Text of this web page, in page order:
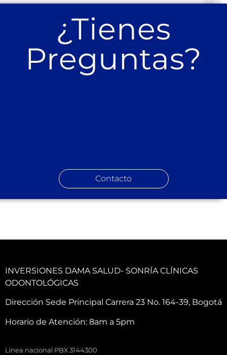
¿Tienes
Preguntas?
Contacto
INVERSIONES DAMA SALUD- SONRÍA CLÍNICAS
ODONTOLÓGICAS
Dirección Sede Principal Carrera 23 No. 164-39, Bogotá
Horario de Atención: 8am a 5pm
Linea nacional PBX 3144300